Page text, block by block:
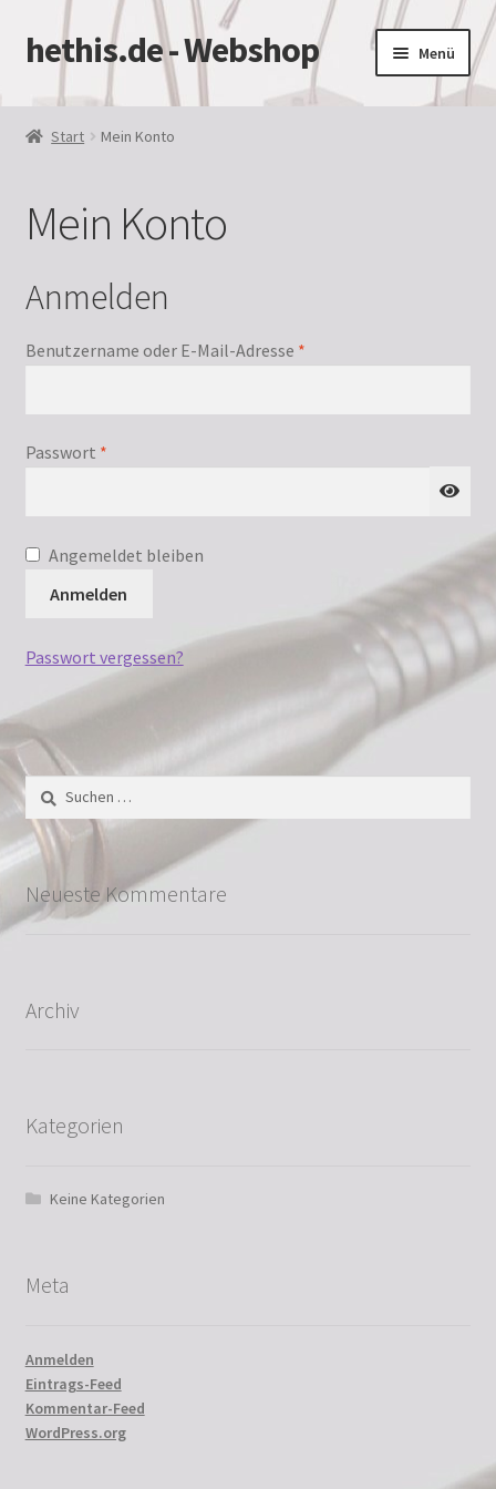
Zur
Navigation
springen
Zum
Inhalt
springen
hethis.de - Webshop Menü
Start
Datenschutzbelehrung
Impressum
Kasse
Versandarten
Vertrag widerrufen
Zahlungsarten
Start Mein Konto
Mein Konto
Anmelden
Benutzername oder E-Mail-Adresse *Erforderlich
Passwort *Erforderlich
Angemeldet bleiben
Anmelden
Passwort vergessen?
Suchen
nach:
Neueste Kommentare
Archiv
Kategorien
Keine Kategorien
Meta
Anmelden
Eintrags-Feed
Kommentar-Feed
WordPress.org